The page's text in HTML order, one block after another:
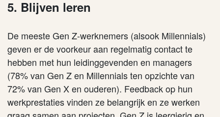
5. Blijven leren
De meeste Gen Z-werknemers (alsook Millennials)
geven er de voorkeur aan regelmatig contact te
hebben met hun leidinggevenden en managers
(78% van Gen Z en Millennials ten opzichte van
72% van Gen X en ouderen). Feedback op hun
werkprestaties vinden ze belangrijk en ze werken